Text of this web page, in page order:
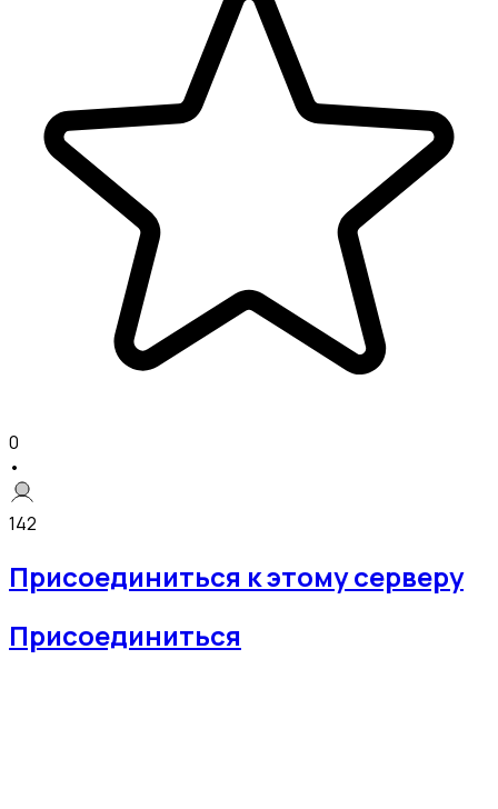
0
•
142
Присоединиться к этому серверу
Присоединиться